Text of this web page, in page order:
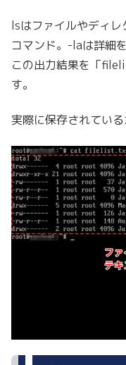
lsはファイルやディ
コマンド。-laは詳細
この出力結果を「
す。
実際に保存されてい